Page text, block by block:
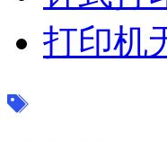
打印机